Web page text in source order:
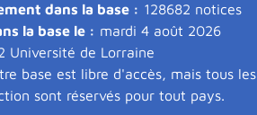
dans la base : 128682 notices
la base le : mardi 4 août 2026
Université de Lorraine
base est libre d'accès, mais tous les
sont réservés pour tout pays.